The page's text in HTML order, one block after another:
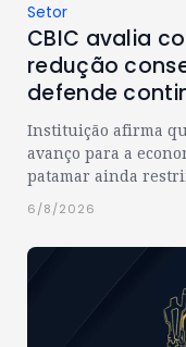
Setor
CBIC avalia
redução
defende
Instituição afirma
avanço para a
patamar ainda
6/8/2026